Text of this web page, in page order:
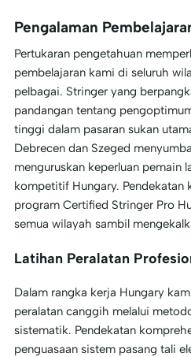
Pengalaman
Pertukaran pengetahuan
pembelajaran kami di seluruh
pelbagai. Stringer yang
pandangan tentang
tinggi dalam pasaran sukan
Debrecen dan Szeged
menguruskan keperluan pemain
kompetitif Hungary.
program Certified Stringer Pro
semua wilayah sambil
Latihan Peralatan
Dalam rangka kerja Hungary
peralatan canggih melalui
sistematik. Pendekatan
penguasaan sistem pasang tali